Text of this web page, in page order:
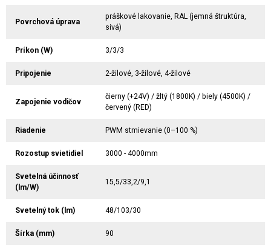
Povrchová úprava
práškové lakovanie, RAL (jemná štruktúra,
sivá)
Príkon (W) 3/3/3
Pripojenie 2-žilové, 3-žilové, 4-žilové
Zapojenie vodičov
čierny (+24V) / žltý (1800K) / biely (4500K) /
červený (RED)
Riadenie PWM stmievanie (0–100 %)
Rozostup svietidiel 3000 - 4000mm
Svetelná účinnosť
(lm/W)
15,5/33,2/9,1
Svetelný tok (lm) 48/103/30
Šírka (mm) 90